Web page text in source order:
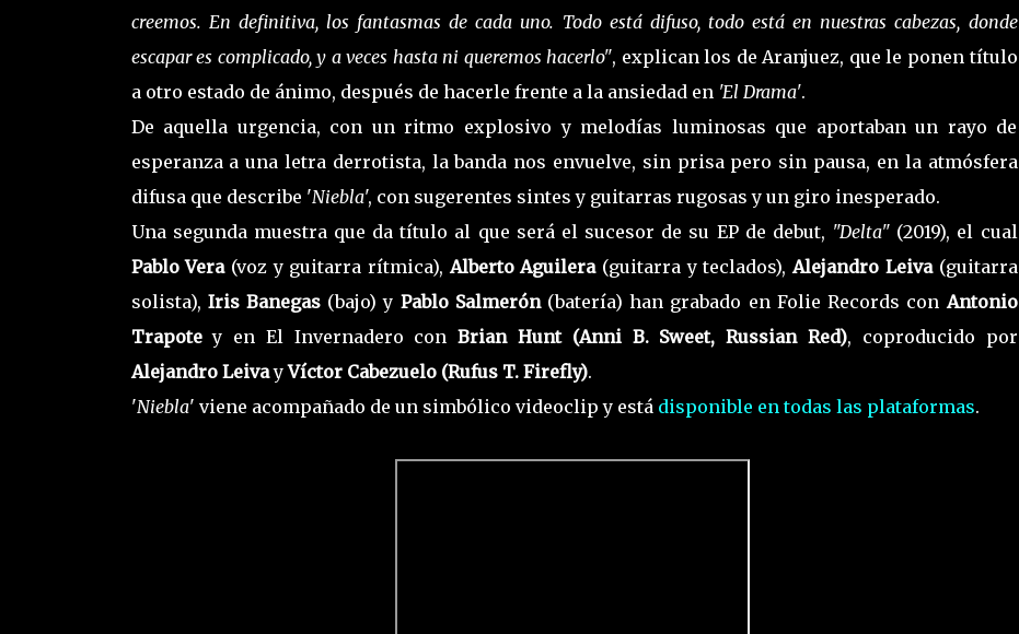
creemos. En definitiva, los fantasmas de cada uno. Todo está difuso, todo está en nuestras cabezas, donde
escapar es complicado, y a veces hasta ni queremos hacerlo", explican los de Aranjuez, que le ponen título
a otro estado de ánimo, después de hacerle frente a la ansiedad en 'El Drama'.
De aquella urgencia, con un ritmo explosivo y melodías luminosas que aportaban un rayo de
esperanza a una letra derrotista, la banda nos envuelve, sin prisa pero sin pausa, en la atmósfera
difusa que describe 'Niebla', con sugerentes sintes y guitarras rugosas y un giro inesperado.
Una segunda muestra que da título al que será el sucesor de su EP de debut, "Delta" (2019), el cual
Pablo Vera (voz y guitarra rítmica),Alberto Aguilera (guitarra y teclados),Alejandro Leiva (guitarra
solista), Iris Banegas (bajo) y Pablo Salmerón (batería) han grabado en Folie Records conAntonio
Trapotey en El Invernadero conBrian Hunt (Anni B. Sweet, Russian Red), coproducido por
Alejandro LeivayVíctor Cabezuelo (Rufus T. Firefly).
'Niebla' viene acompañado de un simbólico videoclip y está disponible en todas las plataformas.